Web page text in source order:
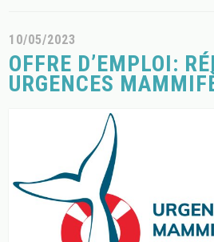
10/05/2023
OFFRE D’EMPLOI:
URGENCES